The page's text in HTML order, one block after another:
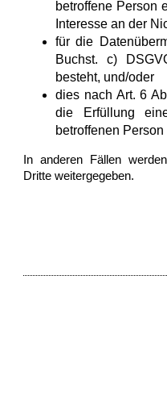
betroffene Person
Interesse an der
für die
Buchst. c)
besteht, und/oder
dies nach Art. 6
die Erfüllung
betroffenen
In anderen Fällen
Dritte weitergegeben.